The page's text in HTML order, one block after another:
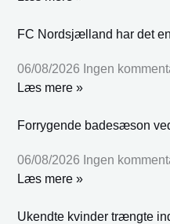
FC Nordsjælland har det
06/08/2026 Ingen
Læs mere »
Forrygende badesæson
06/08/2026 Ingen
Læs mere »
Ukendte kvinder trængte